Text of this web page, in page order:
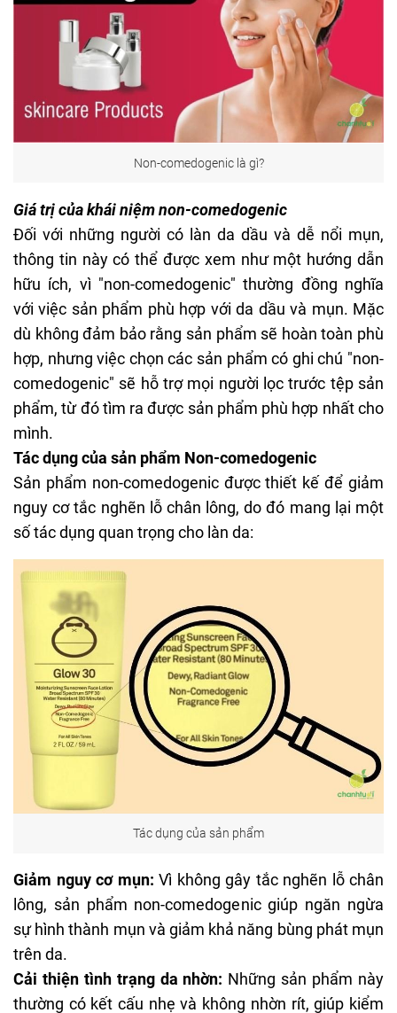
Non-comedogenic là gì?
Giá trị của khái niệm non-comedogenic
Đối với những người có làn da dầu và dễ nổi mụn,
thông tin này có thể được xem như một hướng dẫn
hữu ích, vì "non-comedogenic" thường đồng nghĩa
với việc sản phẩm phù hợp với da dầu và mụn. Mặc
dù không đảm bảo rằng sản phẩm sẽ hoàn toàn phù
hợp, nhưng việc chọn các sản phẩm có ghi chú "non-
comedogenic" sẽ hỗ trợ mọi người lọc trước tệp sản
phẩm, từ đó tìm ra được sản phẩm phù hợp nhất cho
mình.
Tác dụng của sản phẩm Non-comedogenic
Sản phẩm non-comedogenic được thiết kế để giảm
nguy cơ tắc nghẽn lỗ chân lông, do đó mang lại một
số tác dụng quan trọng cho làn da:
Tác dụng của sản phẩm
Giảm nguy cơ mụn: Vì không gây tắc nghẽn lỗ chân
lông, sản phẩm non-comedogenic giúp ngăn ngừa
sự hình thành mụn và giảm khả năng bùng phát mụn
trên da.
Cải thiện tình trạng da nhờn: Những sản phẩm này
thường có kết cấu nhẹ và không nhờn rít, giúp kiểm